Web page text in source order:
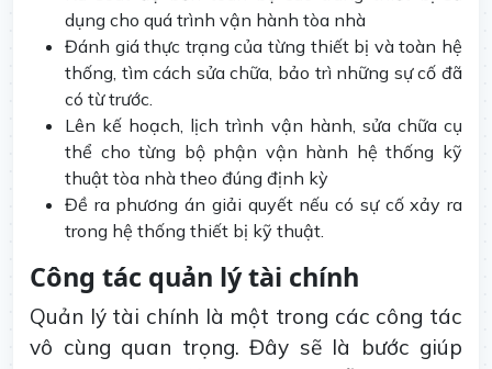
dụng cho quá trình vận hành tòa nhà
Đánh giá thực trạng của từng thiết bị và toàn hệ
thống, tìm cách sửa chữa, bảo trì những sự cố đã
có từ trước.
Lên kế hoạch, lịch trình vận hành, sửa chữa cụ
thể cho từng bộ phận vận hành hệ thống kỹ
thuật tòa nhà theo đúng định kỳ
Đề ra phương án giải quyết nếu có sự cố xảy ra
trong hệ thống thiết bị kỹ thuật.
Công tác quản lý tài chính
Quản lý tài chính là một trong các công tác
vô cùng quan trọng. Đây sẽ là bước giúp